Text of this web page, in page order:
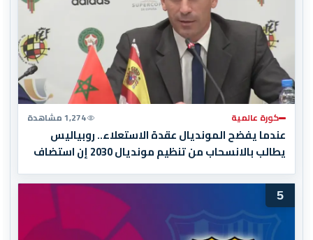
كورة عالمية 1,274 مشاهدة
عندما يفضح المونديال عقدة الاستعلاء.. روبياليس
يطالب بالانسحاب من تنظيم مونديال 2030 إن استضاف
المغرب المباراة النهائية!
5